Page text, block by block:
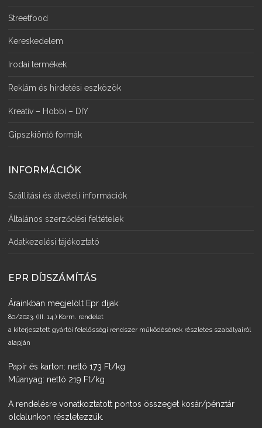
Streetfood
Kereskedelem
Irodai termékek
Reklám és hirdetési eszközök
Kreatív – Hobbi – DIY
Gipszkiöntő formák
INFORMÁCIÓK
Szállítási és átvételi információk
Általános szerződési feltételek
Adatkezelési tájékoztató
EPR DÍJSZÁMÍTÁS
Árainkban megjelölt Epr díjak:
80/2023. (III. 14.) Korm. rendelet
a kiterjesztett gyártói felelősségi rendszer működésének részletes szabályairól
alapján
Papír és karton: nettó 173 Ft/kg
Műanyag: nettó 219 Ft/kg
A rendelésre vonatkoztatott pontos összeget kosár/pénztár
oldalunkon részletezzük.